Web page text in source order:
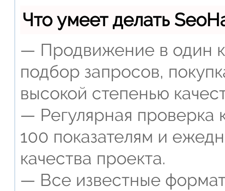
Что умеет делать
— Продвижение в один
подбор запросов,
высокой степенью
— Регулярная проверка
100 показателям и
качества проекта.
— Все известные